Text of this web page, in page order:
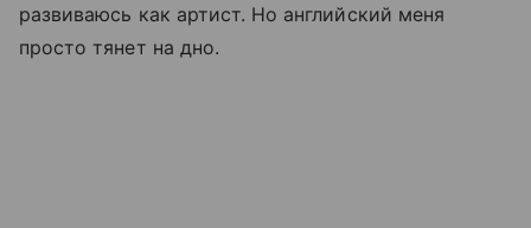
развиваюсь как артист. Но английский меня
просто тянет на дно.